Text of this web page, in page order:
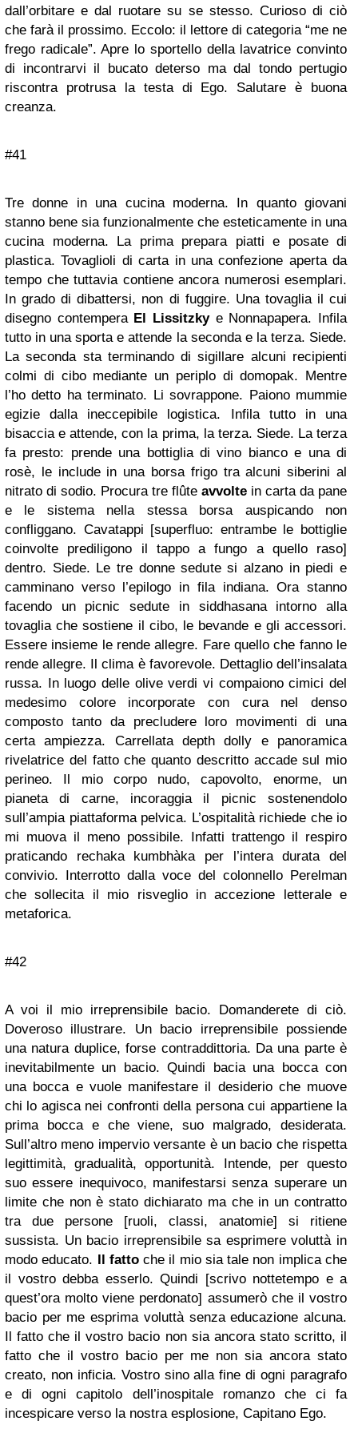
dall’orbitare e dal ruotare su se stesso. Curioso di ciò
che farà il prossimo. Eccolo: il lettore di categoria “me ne
frego radicale”. Apre lo sportello della lavatrice convinto
di incontrarvi il bucato deterso ma dal tondo pertugio
riscontra protrusa la testa di Ego. Salutare è buona
creanza.
#41
Tre donne in una cucina moderna. In quanto giovani
stanno bene sia funzionalmente che esteticamente in una
cucina moderna. La prima prepara piatti e posate di
plastica. Tovaglioli di carta in una confezione aperta da
tempo che tuttavia contiene ancora numerosi esemplari.
In grado di dibattersi, non di fuggire. Una tovaglia il cui
disegno contempera El Lissitzkye Nonnapapera. Infila
tutto in una sporta e attende la seconda e la terza. Siede.
La seconda sta terminando di sigillare alcuni recipienti
colmi di cibo mediante un periplo di domopak. Mentre
l’ho detto ha terminato. Li sovrappone. Paiono mummie
egizie dalla ineccepibile logistica. Infila tutto in una
bisaccia e attende, con la prima, la terza. Siede. La terza
fa presto: prende una bottiglia di vino bianco e una di
rosè, le include in una borsa frigo tra alcuni siberini al
nitrato di sodio. Procura tre flûte avvolte in carta da pane
e le sistema nella stessa borsa auspicando non
confliggano. Cavatappi [superfluo: entrambe le bottiglie
coinvolte prediligono il tappo a fungo a quello raso]
dentro. Siede. Le tre donne sedute si alzano in piedi e
camminano verso l’epilogo in fila indiana. Ora stanno
facendo un picnic sedute in siddhasana intorno alla
tovaglia che sostiene il cibo, le bevande e gli accessori.
Essere insieme le rende allegre. Fare quello che fanno le
rende allegre. Il clima è favorevole. Dettaglio dell’insalata
russa. In luogo delle olive verdi vi compaiono cimici del
medesimo colore incorporate con cura nel denso
composto tanto da precludere loro movimenti di una
certa ampiezza. Carrellata depth dolly e panoramica
rivelatrice del fatto che quanto descritto accade sul mio
perineo. Il mio corpo nudo, capovolto, enorme, un
pianeta di carne, incoraggia il picnic sostenendolo
sull’ampia piattaforma pelvica. L’ospitalità richiede che io
mi muova il meno possibile. Infatti trattengo il respiro
praticando rechaka kumbhàka per l’intera durata del
convivio. Interrotto dalla voce del colonnello Perelman
che sollecita il mio risveglio in accezione letterale e
metaforica.
#42
A voi il mio irreprensibile bacio. Domanderete di ciò.
Doveroso illustrare. Un bacio irreprensibile possiende
una natura duplice, forse contraddittoria. Da una parte è
inevitabilmente un bacio. Quindi bacia una bocca con
una bocca e vuole manifestare il desiderio che muove
chi lo agisca nei confronti della persona cui appartiene la
prima bocca e che viene, suo malgrado, desiderata.
Sull’altro meno impervio versante è un bacio che rispetta
legittimità, gradualità, opportunità. Intende, per questo
suo essere inequivoco, manifestarsi senza superare un
limite che non è stato dichiarato ma che in un contratto
tra due persone [ruoli, classi, anatomie] si ritiene
sussista. Un bacio irreprensibile sa esprimere voluttà in
modo educato.
Il fattoche il mio sia tale non implica che
il vostro debba esserlo. Quindi [scrivo nottetempo e a
quest’ora molto viene perdonato] assumerò che il vostro
bacio per me esprima voluttà senza educazione alcuna.
Il fatto che il vostro bacio non sia ancora stato scritto, il
fatto che il vostro bacio per me non sia ancora stato
creato, non inficia. Vostro sino alla fine di ogni paragrafo
e di ogni capitolo dell’inospitale romanzo che ci fa
incespicare verso la nostra esplosione, Capitano Ego.